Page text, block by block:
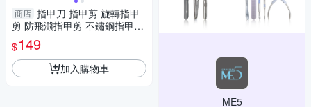
商店 指甲刀 指甲剪 旋轉指甲
剪 防飛濺指甲剪 不鏽鋼指甲剪
隨身便攜指甲刀 指甲剪刀 美甲
工具
$149
加入購物車
ME5